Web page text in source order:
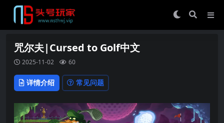
咒尔夫|Cursed to Golf中文
2025-11-02 60
详情介绍 常见问题